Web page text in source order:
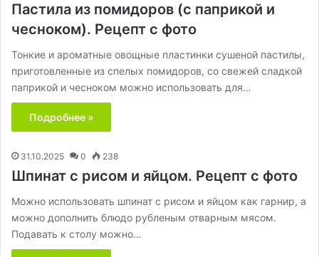
Пастила из помидоров (с паприкой и
чесноком). Рецепт с фото
Тонкие и ароматные овощные пластинки сушеной пастилы,
приготовленные из спелых помидоров, со свежей сладкой
паприкой и чесноком можно использовать для…
Подробнее »
31.10.2025 0 238
Шпинат с рисом и яйцом. Рецепт с фото
Можно использовать шпинат с рисом и яйцом как гарнир, а
можно дополнить блюдо рубленым отварным мясом.
Подавать к столу можно…